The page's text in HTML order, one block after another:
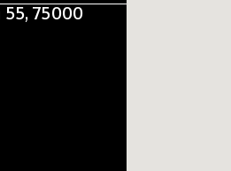
55, 75000